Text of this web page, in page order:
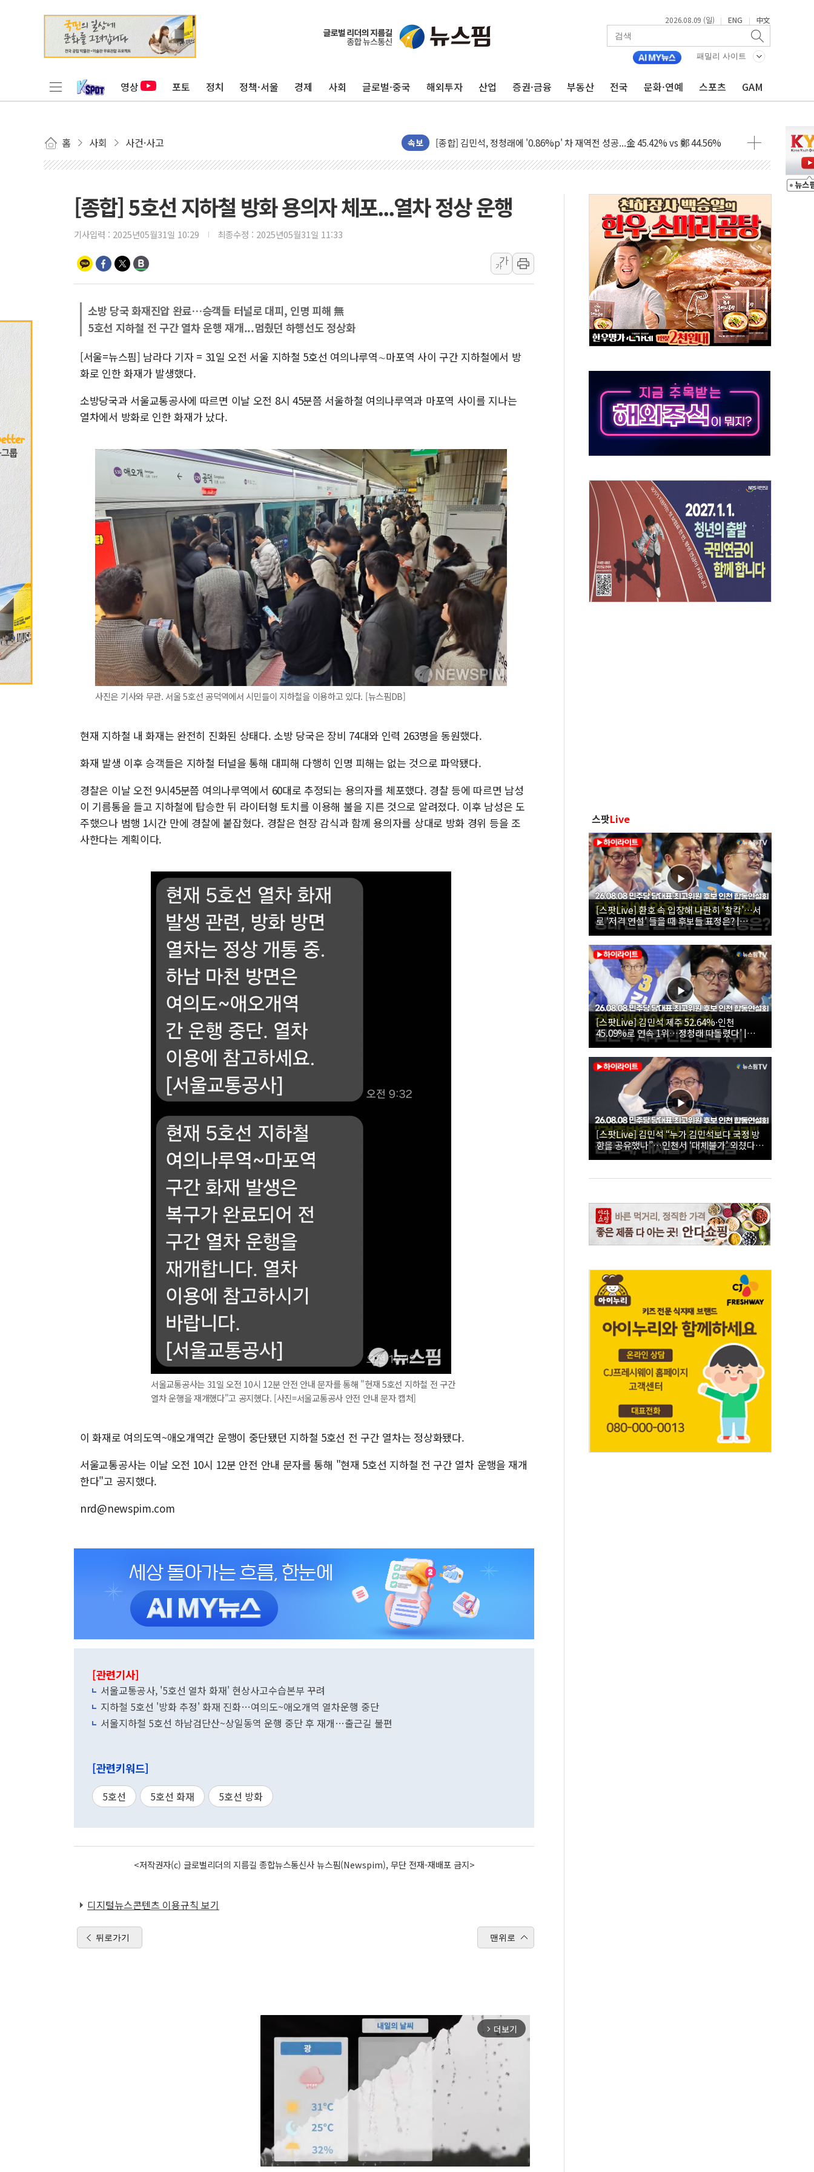
2026.08.09 (일) | ENG | 中文
패밀리 사이트
영상 포토 정치 정책·서울 경제 사회 글로벌·중국 해외투자 산업 증권·금융 부동산 전국 문화·연예 스포츠 GAM
홈 사회 사건·사고 속보
포항시 재난예산 40억 긴급 투입…고수온 양식장 복구·지원 '총력'
울진·영덕 '호우특보'-포항 '산사태 주의보'...경북도, 호우 피해·통제구간 없어
인천 합동연설회 나선 송영길·정청래·김민석 당대표 후보
김민석, 2주차 제주·인천 경선서 정청래에 승리...47.75% vs 42.08%
[속보] 민주, 제주·인천 경선 결과 발표...김민석 47.75% 정청래 42.08%
[속보] 민주, 인천 경선 결과 발표...김민석 45.09% 정청래 43.27% 송영길 11.63%
[속보] 민주, 제주 경선 결과 발표...김민석 52.64% 정청래 39.89% 송영길 7.47%
이번주 국내 주요 금융일정(8.10~8.14)
美, 이란전 출구전략 만지작…공습 한계·탄약 부족 현실화
강릉·동해·삼척 시간당 최대 50㎜ 폭우…강원 동해안 강한 비 이어져
폐기물 수거하다 참변…60대 환경미화원 수거차에 치여 사망
서울 중랑구 주택가서 흉기 난동…60대 남성 2명 숨져
李대통령 "결혼 때문에 손해 보는 일 없게"…'결혼 페널티' 22개 과제 손본다
여수 오동도 인근 해상서 모터보트 전복…1명 사망·1명 실종
인천 선재도 갯벌서 해루질 중 실종 60대 나흘만에 숨진 채 발견
인천서 말다툼 중 어머니 흉기 살해 10대 아들 체포
'화합' 꺼낸 김민석에 '뻔뻔' 받아친 정청래…제주 연설서 신경전 고조
[종합] 5호선 지하철 방화 용의자 체포...열차 정상 운행
기사입력 : 2025년05월31일 10:29 최종수정 : 2025년05월31일 11:33
가
가
소방 당국 화재진압 완료…승객들 터널로 대피, 인명 피해 無
5호선 지하철 전 구간 열차 운행 재개...멈췄던 하행선도 정상화
[서울=뉴스핌] 남라다 기자 = 31일 오전 서울 지하철 5호선 여의나루역∼마포역 사이 구간 지하철에서 방
화로 인한 화재가 발생했다.
소방당국과 서울교통공사에 따르면 이날 오전 8시 45분쯤 서울하철 여의나루역과 마포역 사이를 지나는
열차에서 방화로 인한 화재가 났다.
사진은 기사와 무관. 서울 5호선 공덕역에서 시민들이 지하철을 이용하고 있다. [뉴스핌DB]
현재 지하철 내 화재는 완전히 진화된 상태다. 소방 당국은 장비 74대와 인력 263명을 동원했다.
화재 발생 이후 승객들은 지하철 터널을 통해 대피해 다행히 인명 피해는 없는 것으로 파악됐다.
경찰은 이날 오전 9시45분쯤 여의나루역에서 60대로 추정되는 용의자를 체포했다. 경찰 등에 따르면 남성
이 기름통을 들고 지하철에 탑승한 뒤 라이터형 토치를 이용해 불을 지른 것으로 알려졌다. 이후 남성은 도
주했으나 범행 1시간 만에 경찰에 붙잡혔다. 경찰은 현장 감식과 함께 용의자를 상대로 방화 경위 등을 조
사한다는 계획이다.
서울교통공사는 31일 오전 10시 12분 안전 안내 문자를 통해 "현재 5호선 지하철 전 구간
열차 운행을 재개했다"고 공지했다. [사진=서울교통공사 안전 안내 문자 캡처]
이 화재로 여의도역~애오개역간 운행이 중단됐던 지하철 5호선 전 구간 열차는 정상화됐다.
서울교통공사는 이날 오전 10시 12분 안전 안내 문자를 통해 "현재 5호선 지하철 전 구간 열차 운행을 재개
한다"고 공지했다.
nrd@newspim.com
[관련기사]
서울교통공사, '5호선 열차 화재' 현상사고수습본부 꾸려
지하철 5호선 '방화 추정' 화재 진화…여의도~애오개역 열차운행 중단
서울지하철 5호선 하남검단산~상일동역 운행 중단 후 재개…출근길 불편
[관련키워드]
5호선 5호선 화재 5호선 방화
<저작권자(c) 글로벌리더의 지름길 종합뉴스통신사 뉴스핌(Newspim), 무단 전재-재배포 금지>
디지털뉴스콘텐츠 이용규칙 보기
뒤로가기 맨위로
arrow_forward_ios 더보기
스팟Live
[스팟Live] 환호 속 입장해 나란히 ‘찰칵’…서
로 ‘저격 연설’ 들을 때 후보들 표정은? |
26.08.08 더불어민주당 당대표·최고위원 후
보 인천 합동연설회
[스팟Live] 김민석 제주 52.64%·인천
45.09%로 연속 1위…정청래 따돌렸다’ |
26.08.08 더불어민주당 당대표·최고위원 후
보 인천 합동연설회
[스팟Live] 김민석 “누가 김민석보다 국정 방
향을 공유했나”…인천서 ‘대체불가’ 외쳤다 |
26.08.08 더불어민주당 당대표·최고위원 후